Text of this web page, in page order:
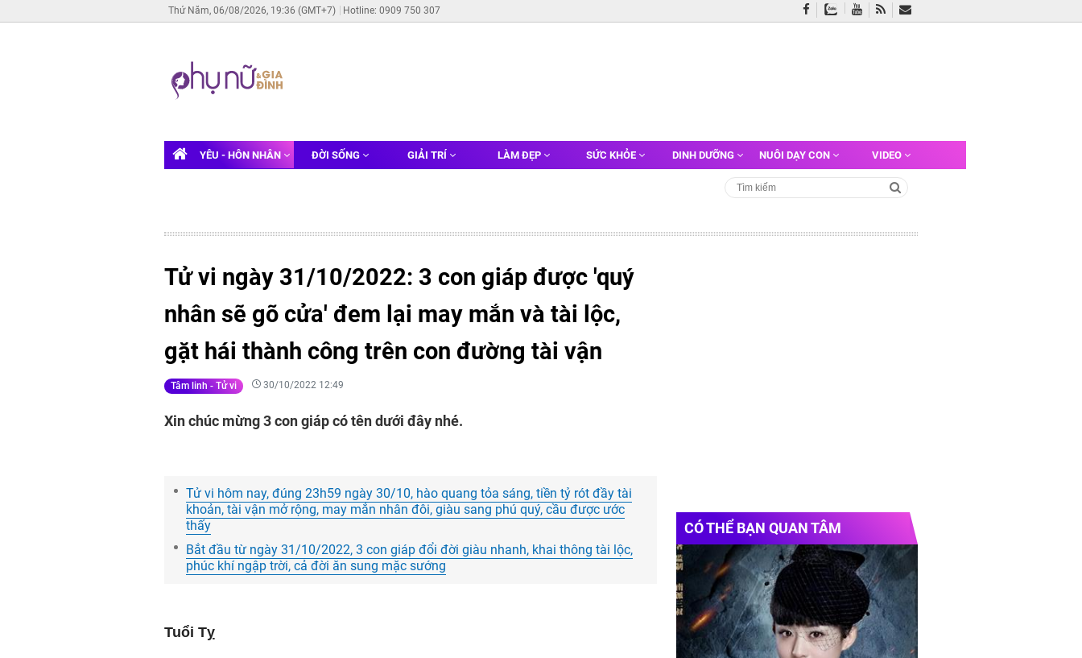
Thứ Năm, 06/08/2026, 19:36 (GMT+7) Hotline: 0909 750 307
YÊU - HÔN NHÂN ĐỜI SỐNG GIẢI TRÍ LÀM ĐẸP SỨC KHỎE DINH DƯỠNG NUÔI DẠY CON VIDEO
Tử vi ngày 31/10/2022: 3 con giáp được 'quý
nhân sẽ gõ cửa' đem lại may mắn và tài lộc,
gặt hái thành công trên con đường tài vận
Tâm linh - Tử vi 30/10/2022 12:49
Xin chúc mừng 3 con giáp có tên dưới đây nhé.
Tử vi hôm nay, đúng 23h59 ngày 30/10, hào quang tỏa sáng, tiền tỷ rót đầy tài
khoản, tài vận mở rộng, may mắn nhân đôi, giàu sang phú quý, cầu được ước
thấy
Bắt đầu từ ngày 31/10/2022, 3 con giáp đổi đời giàu nhanh, khai thông tài lộc,
phúc khí ngập trời, cả đời ăn sung mặc sướng
Tuổi Tỵ
CÓ THỂ BẠN QUAN TÂM